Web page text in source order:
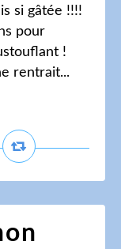
si gâtée !!!!
pour
!
rentrait...